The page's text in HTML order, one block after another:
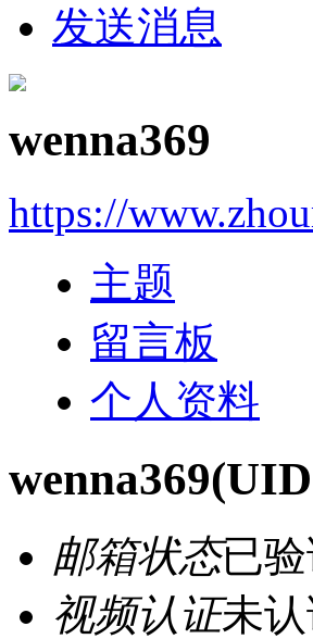
发送消息
wenna369
https://
主题
留言板
个人资料
wenna369
邮箱状态已
视频认证未